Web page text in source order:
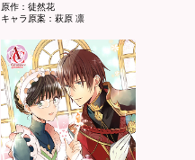
原作：徒然花
キャラ原案：萩原 凛